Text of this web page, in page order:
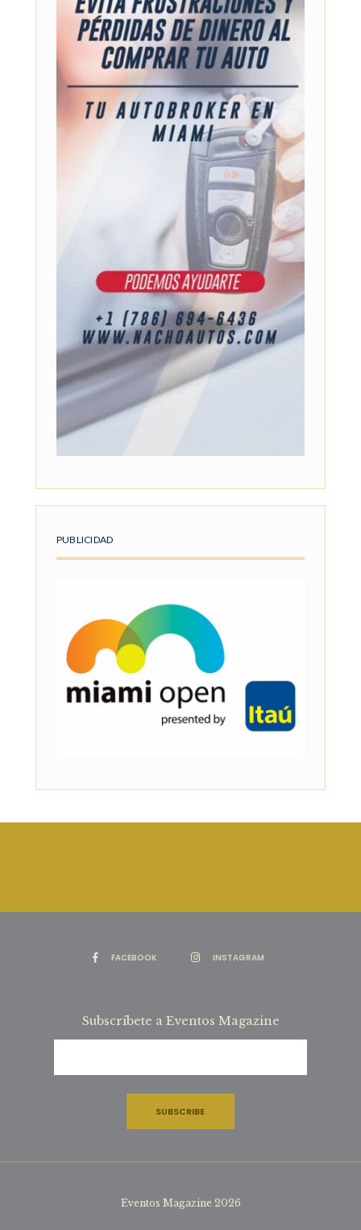
PUBLICIDAD
FACEBOOK INSTAGRAM
Subscríbete a Eventos Magazine
Eventos Magazine 2026